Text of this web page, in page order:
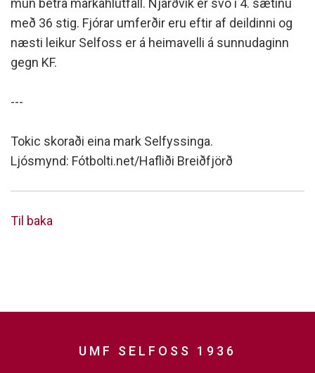
mun betra markahlutfall. Njarðvík er svo í 4. sætinu
með 36 stig. Fjórar umferðir eru eftir af deildinni og
næsti leikur Selfoss er á heimavelli á sunnudaginn
gegn KF.
---
Tokic skoraði eina mark Selfyssinga.
Ljósmynd: Fótbolti.net/Hafliði Breiðfjörð
Til baka
UMF SELFOSS 1936